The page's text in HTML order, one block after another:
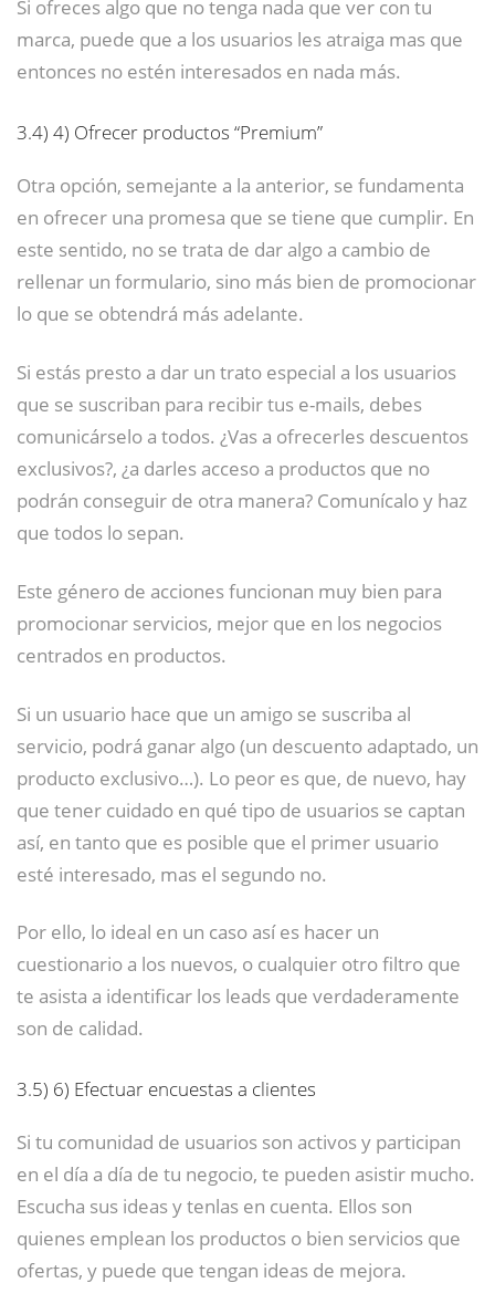
Si ofreces algo que no tenga nada que ver con tu
marca, puede que a los usuarios les atraiga mas que
entonces no estén interesados en nada más.
3.4) 4) Ofrecer productos “Premium”
Otra opción, semejante a la anterior, se fundamenta
en ofrecer una promesa que se tiene que cumplir. En
este sentido, no se trata de dar algo a cambio de
rellenar un formulario, sino más bien de promocionar
lo que se obtendrá más adelante.
Si estás presto a dar un trato especial a los usuarios
que se suscriban para recibir tus e-mails, debes
comunicárselo a todos. ¿Vas a ofrecerles descuentos
exclusivos?, ¿a darles acceso a productos que no
podrán conseguir de otra manera? Comunícalo y haz
que todos lo sepan.
Este género de acciones funcionan muy bien para
promocionar servicios, mejor que en los negocios
centrados en productos.
Si un usuario hace que un amigo se suscriba al
servicio, podrá ganar algo (un descuento adaptado, un
producto exclusivo…). Lo peor es que, de nuevo, hay
que tener cuidado en qué tipo de usuarios se captan
así, en tanto que es posible que el primer usuario
esté interesado, mas el segundo no.
Por ello, lo ideal en un caso así es hacer un
cuestionario a los nuevos, o cualquier otro filtro que
te asista a identificar los leads que verdaderamente
son de calidad.
3.5) 6) Efectuar encuestas a clientes
Si tu comunidad de usuarios son activos y participan
en el día a día de tu negocio, te pueden asistir mucho.
Escucha sus ideas y tenlas en cuenta. Ellos son
quienes emplean los productos o bien servicios que
ofertas, y puede que tengan ideas de mejora.